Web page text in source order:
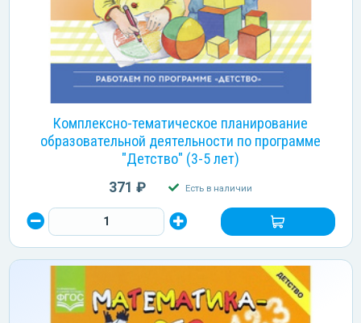
Комплексно-тематическое планирование
образовательной деятельности по программе
"Детство" (3-5 лет)
371 ₽ Есть в наличии